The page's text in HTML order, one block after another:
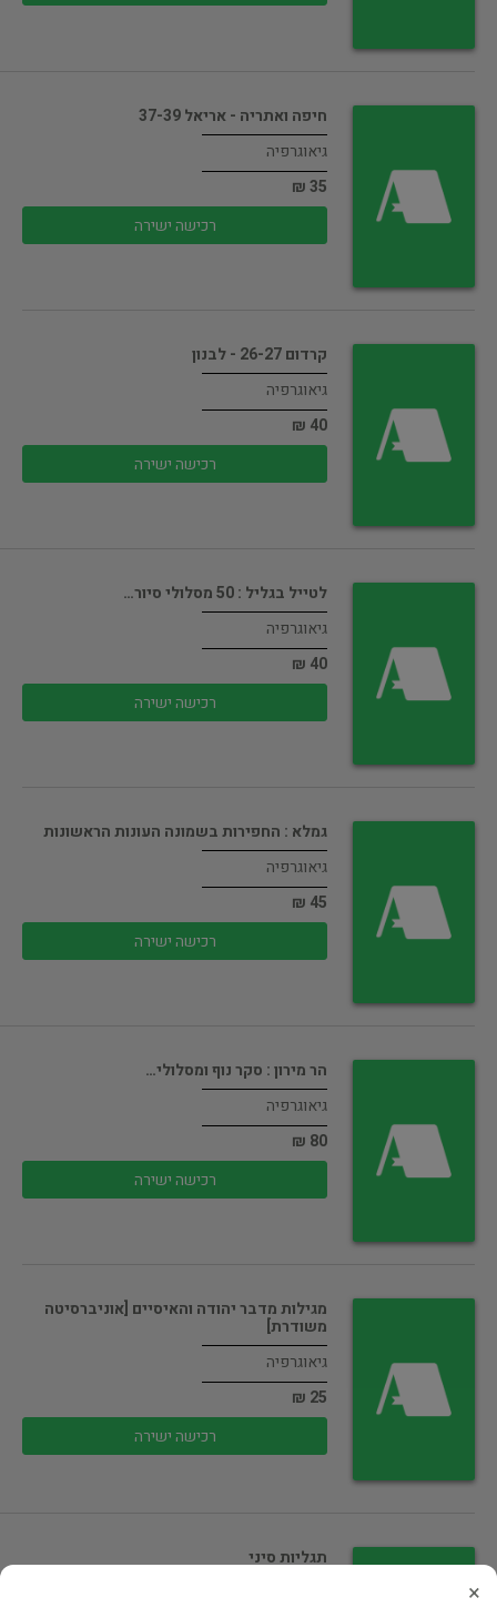
חיפה ואתריה - אריאל 37-39
גיאוגרפיה
35 ₪
רכישה ישירה
קרדום 26-27 - לבנון
גיאוגרפיה
40 ₪
רכישה ישירה
לטייל בגליל : 50 מסלולי סיור…
גיאוגרפיה
40 ₪
רכישה ישירה
גמלא : החפירות בשמונה העונות הראשונות
גיאוגרפיה
45 ₪
רכישה ישירה
הר מירון : סקר נוף ומסלולי…
גיאוגרפיה
80 ₪
רכישה ישירה
מגילות מדבר יהודה והאיסיים [אוניברסיטה
משודרת]
גיאוגרפיה
25 ₪
רכישה ישירה
תגליות סיני
×